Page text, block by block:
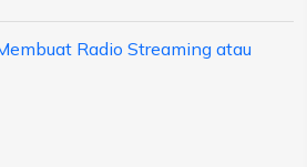
Radio Streaming atau